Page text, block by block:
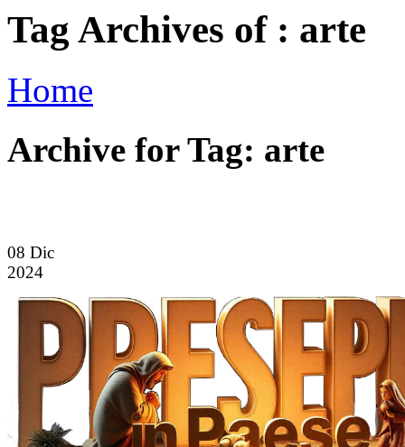
Tag Archives of : arte
Home
Archive for Tag: arte
08 Dic
2024